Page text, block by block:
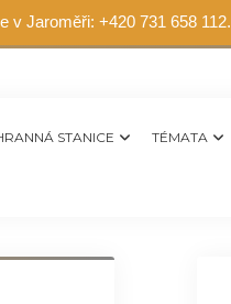
v Jaroměři: +420 731 658 112.
STANICE TÉMATA